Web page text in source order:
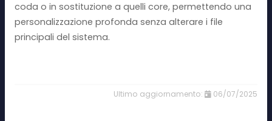
coda o in sostituzione a quelli core, permettendo una
personalizzazione profonda senza alterare i file
principali del sistema.
06/07/2025